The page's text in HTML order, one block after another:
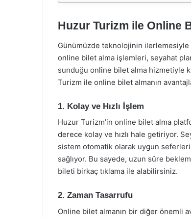
Huzur Turizm ile Online
Günümüzde teknolojinin ilerlemesiyle
online bilet alma işlemleri, seyahat
sunduğu online bilet alma hizmetiyle
Turizm ile online bilet almanın
1. Kolay ve Hızlı İşlem
Huzur Turizm’in online bilet alma
derece kolay ve hızlı hale getiriyor.
sistem otomatik olarak uygun seferleri
sağlıyor. Bu sayede, uzun süre
bileti birkaç tıklama ile alabilirsiniz.
2. Zaman Tasarrufu
Online bilet almanın bir diğer önemli